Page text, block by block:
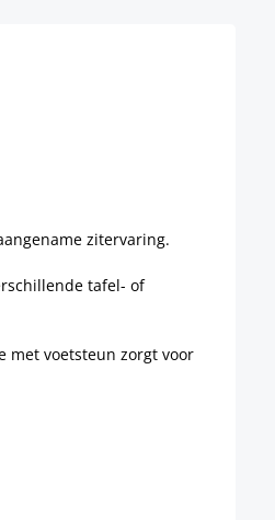
zitervaring.
tafel- of
met voetsteun zorgt voor